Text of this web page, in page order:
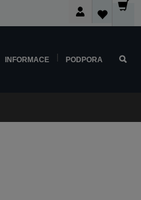
INFORMACE PODPORA